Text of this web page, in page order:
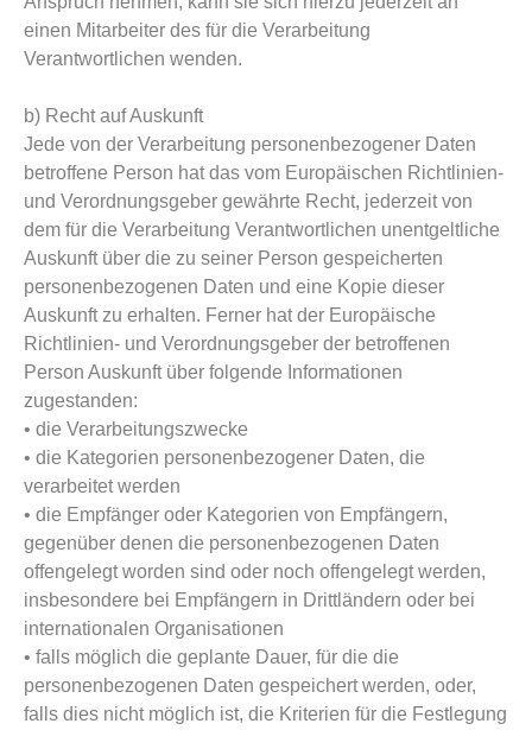
einen Mitarbeiter des für die Verarbeitung
Verantwortlichen wenden.
b) Recht auf Auskunft
Jede von der Verarbeitung personenbezogener Daten
betroffene Person hat das vom Europäischen Richtlinien-
und Verordnungsgeber gewährte Recht, jederzeit von
dem für die Verarbeitung Verantwortlichen unentgeltliche
Auskunft über die zu seiner Person gespeicherten
personenbezogenen Daten und eine Kopie dieser
Auskunft zu erhalten. Ferner hat der Europäische
Richtlinien- und Verordnungsgeber der betroffenen
Person Auskunft über folgende Informationen
zugestanden:
• die Verarbeitungszwecke
• die Kategorien personenbezogener Daten, die
verarbeitet werden
• die Empfänger oder Kategorien von Empfängern,
gegenüber denen die personenbezogenen Daten
offengelegt worden sind oder noch offengelegt werden,
insbesondere bei Empfängern in Drittländern oder bei
internationalen Organisationen
• falls möglich die geplante Dauer, für die die
personenbezogenen Daten gespeichert werden, oder,
falls dies nicht möglich ist, die Kriterien für die Festlegung